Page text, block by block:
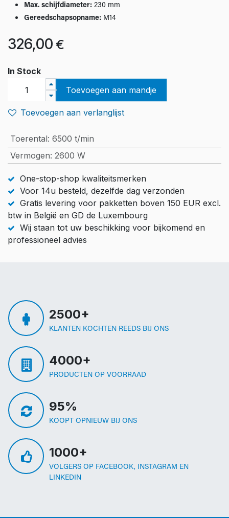
Max. schijfdiameter: 230 mm
Gereedschapsopname: M14
326,00 €
In Stock
Toevoegen aan mandje
Toevoegen aan verlanglijst
Toerental: 6500 t/min
Vermogen: 2600 W
One-stop-shop kwaliteitsmerken
Voor 14u besteld, dezelfde dag verzonden
Gratis levering voor pakketten boven 150 EUR excl.
btw in België en GD de Luxembourg
Wij staan tot uw beschikking voor bijkomend en
professioneel advies
2500+
KLANTEN KOCHTEN REEDS BIJ ONS
4000+
PRODUCTEN OP VOORRAAD
95%
KOOPT OPNIEUW BIJ ONS
1000+
VOLGERS OP FACEBOOK, INSTAGRAM EN
LINKEDIN